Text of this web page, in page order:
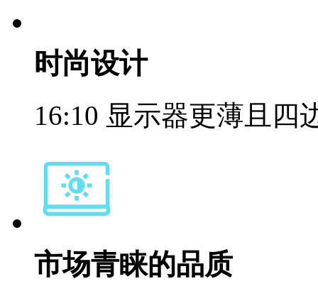
时尚设计
16:10 显示器更薄且四
市场青睐的品质